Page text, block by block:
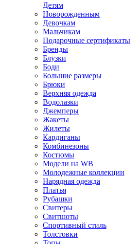
Детям
Новорожденным
Девочкам
Мальчикам
Подарочные сертификаты
Бренды
Блузки
Боди
Большие размеры
Брюки
Верхняя одежда
Водолазки
Джемперы
Жакеты
Жилеты
Кардиганы
Комбинезоны
Костюмы
Модели на WB
Молодежные коллекции
Нарядная одежда
Платья
Рубашки
Свитеры
Свитшоты
Спортивный стиль
Толстовки